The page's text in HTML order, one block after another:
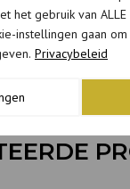
het gebruik van
instellingen gaan
Privacybeleid
cm